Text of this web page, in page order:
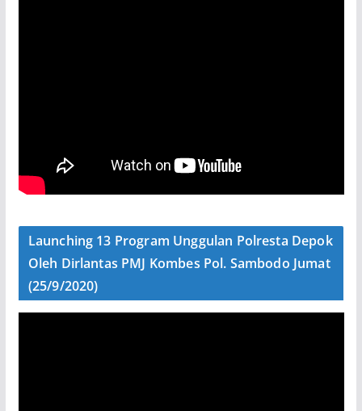
Launching 13 Program Unggulan Polresta Depok
Oleh Dirlantas PMJ Kombes Pol. Sambodo Jumat
(25/9/2020)